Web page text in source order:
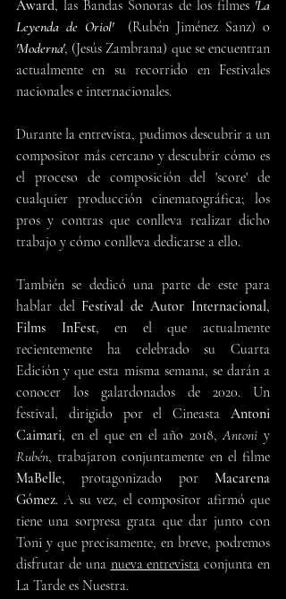
Award, las Bandas Sonoras de los filmes 'La
Leyenda de Oriol'
  (Rubén Jiménez Sanz) o
'Moderna', (Jesús Zambrana) que se encuentran
actualmente en su recorrido en Festivales
nacionales e internacionales.
Durante la entrevista, pudimos descubrir a un
compositor más cercano y descubrir cómo es
el proceso de composición del 'score' de
cualquier producción cinematográfica; los
pros y contras que conlleva realizar dicho
trabajo y cómo conlleva dedicarse a ello.
También se dedicó una parte de este para
hablar del Festival de Autor Internacional
Films InFest, en el que actualmente
recientemente ha celebrado su Cuarta
Edición y que esta misma semana, se darán a
conocer los galardonados de 2020. Un
festival, dirigido por el Cineasta Antoni
Caimari, en el que en el año 2018, Antoni
Rubén
MaBelle, protagonizado por Macarena
Gómez. A su vez, el compositor afirmó que
tiene una sorpresa grata que dar junto con
Toni y que precisamente, en breve, podremos
disfrutar de una nueva entrevista conjunta en
La Tarde es Nuestra.